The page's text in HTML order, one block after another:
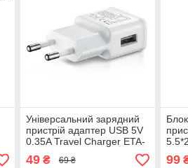
Універсальний зарядний
пристрій адаптер USB 5V
0.35A Travel Charger ETA-
U90EWE
49₴ 69 ₴ 99